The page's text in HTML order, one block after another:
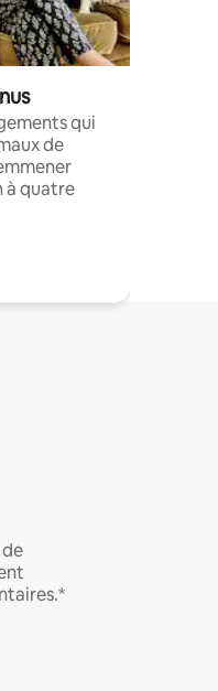
qui
de
à quatre